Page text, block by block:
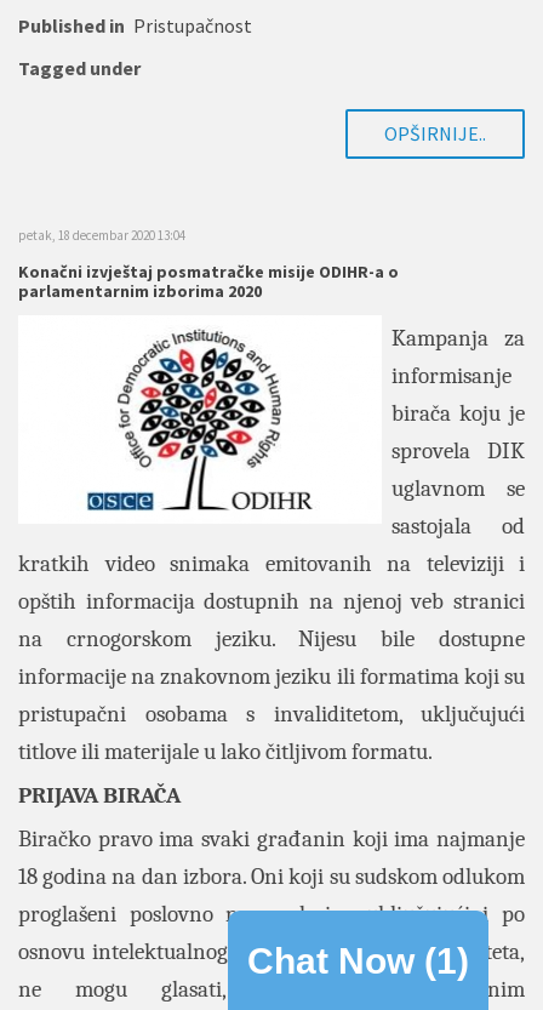
Published in Pristupačnost
Tagged under
OPŠIRNIJE..
petak, 18 decembar 2020 13:04
Konačni izvještaj posmatračke misije ODIHR-a o
parlamentarnim izborima 2020
Kampanja za
informisanje
birača koju je
sprovela DIK
uglavnom se
sastojala od
kratkih video snimaka emitovanih na televiziji i
opštih informacija dostupnih na njenoj veb stranici
na crnogorskom jeziku. Nijesu bile dostupne
informacije na znakovnom jeziku ili formatima koji su
pristupačni osobama s invaliditetom, uključujući
titlove ili materijale u lako čitljivom formatu.
PRIJAVA BIRAČA
Biračko pravo ima svaki građanin koji ima najmanje
18 godina na dan izbora. Oni koji su sudskom odlukom
proglašeni poslovno nesposobnim, uključujući i po
osnovu intelektualnog ili psihosocijalnog invaliditeta,
ne mogu glasati, suprotno međunarodnim
Chat Now (1)